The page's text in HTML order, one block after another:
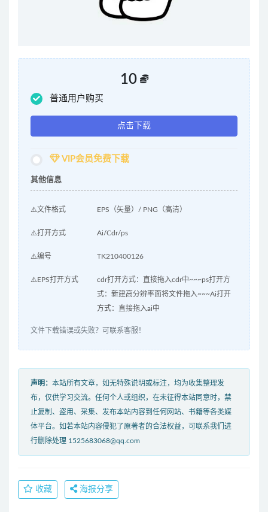
10
普通用户购买
点击下载
VIP会员免费下载
其他信息
⚠️文件格式 EPS（矢量）/ PNG（高清）
⚠️打开方式 Ai/Cdr/ps
⚠️编号 TK210400126
⚠️EPS打开方式
cdr打开方式：直接拖入cdr中~~~ps打开方
式：新建高分辨率面将文件拖入~~~Ai打开
方式：直接拖入ai中
文件下载错误或失败？可联系客服！
声明： 本站所有文章，如无特殊说明或标注，均为收集整理发
布，仅供学习交流。任何个人或组织，在未征得本站同意时，禁
止复制、盗用、采集、发布本站内容到任何网站、书籍等各类媒
体平台。如若本站内容侵犯了原著者的合法权益，可联系我们进
行删除处理 1525683068@qq.com
收藏 海报分享